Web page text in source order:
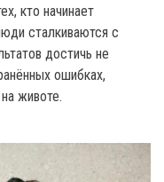
кто начинает
сталкиваются с
достичь не
ошибках,
животе.